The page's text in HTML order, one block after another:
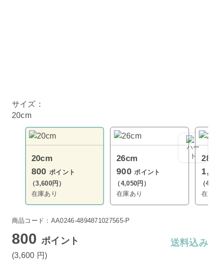
サイズ：
20cm
20cm
800ポイント
（3,600円）
在庫あり
26cm
900ポイント
（4,050円）
在庫あり
（
在庫
商品コード：AA0246-4894871027565-P
800ポイント
(3,600 円)
送料込み